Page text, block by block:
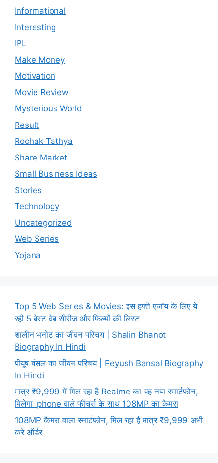
Informational
Interesting
IPL
Make Money
Motivation
Movie Review
Mysterious World
Result
Rochak Tathya
Share Market
Small Business Ideas
Stories
Technology
Uncategorized
Web Series
Yojana
Top 5 Web Series & Movies: इस हफ्ते एंजॉय के लिए ये
रही 5 बेस्ट वेब सीरीज और फिल्मों की लिस्ट
शालीन भनोट का जीवन परिचय | Shalin Bhanot
Biography In Hindi
पीयूष बंसल का जीवन परिचय | Peyush Bansal Biography
In Hindi
मात्र ₹9,999 में मिल रहा है Realme का यह नया स्मार्टफोन,
मिलेगा Iphone वाले फीचर्स के साथ 108MP का कैमरा
108MP कैमरा वाला स्मार्टफोन, मिल रहा है मात्र ₹9,999 अभी
करे ऑर्डर